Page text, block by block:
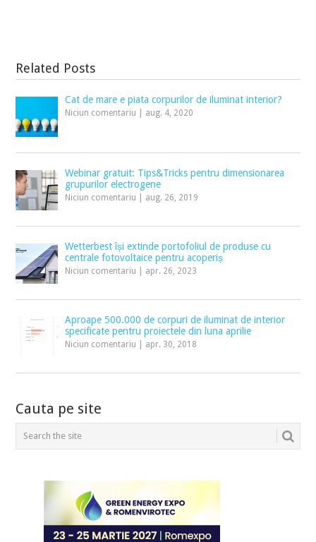
Related Posts
Cat de mare e piata corpurilor de iluminat interior?
Niciun comentariu aug. 4, 2020
Webinar gratuit: Tips&Tricks pentru dimensionarea
grupurilor electrogene
Niciun comentariu aug. 26, 2019
Wetterbest își extinde portofoliul de produse cu
centrale fotovoltaice pentru acoperiș
Niciun comentariu apr. 26, 2023
Aproape 500.000 de corpuri de iluminat de interior
specificate pentru proiectele din luna aprilie
Niciun comentariu apr. 30, 2018
Cauta pe site